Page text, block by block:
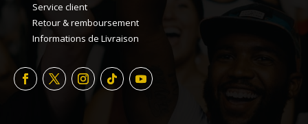
Service client
Retour & remboursement
Informations de Livraison